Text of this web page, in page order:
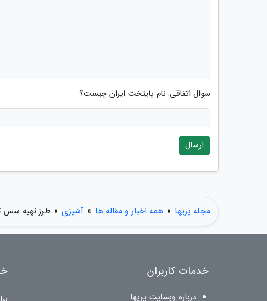
سوال اتفاقی: نام پایتخت ایران چیست؟
ارسال
مجله پریها » همه اخبار و مقاله ها » آشپزی » طرز تهیه سس
خدمات کاربران
درباره وبسایت پریها